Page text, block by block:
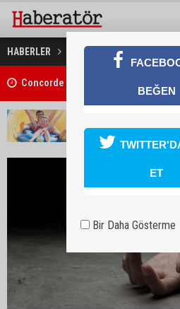
HABERLER GÜNEY KIBRIS
Concorde Aria Hotel kapılarını açtı
BEĞEN
ET
Bir Daha Gösterme